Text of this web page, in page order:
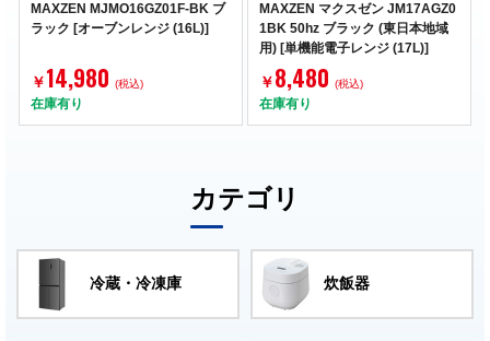
MAXZEN MJMO16GZ01F-BK ブ
ラック [オーブンレンジ (16L)]
￥14,980 (税込)
在庫有り
MAXZEN マクスゼン JM17AGZ0
1BK 50hz ブラック (東日本地域
用) [単機能電子レンジ (17L)]
￥8,480 (税込)
在庫有り
カテゴリ
冷蔵・冷凍庫 炊飯器